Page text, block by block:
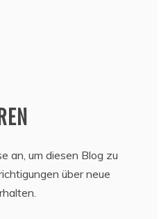
an, um diesen Blog zu
über neue